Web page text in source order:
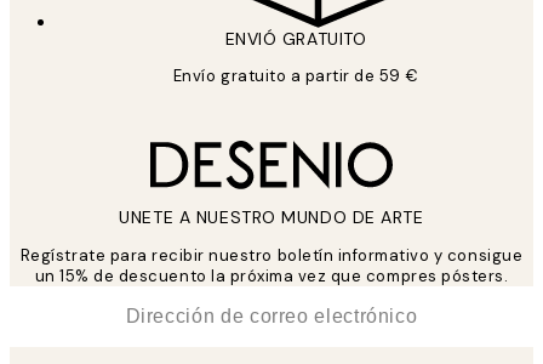
ENVIÓ GRATUITO
Envío gratuito a partir de 59 €
UNETE A NUESTRO MUNDO DE ARTE
Regístrate para recibir nuestro boletín informativo y consigue
un 15% de descuento la próxima vez que compres pósters.